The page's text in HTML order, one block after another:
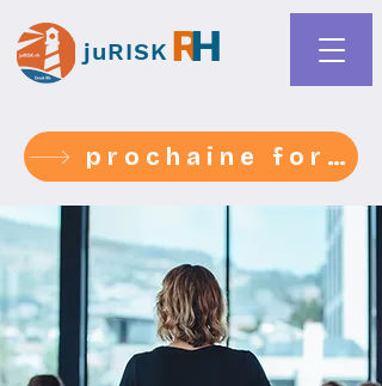
juRISK RH
prochaine formation 1-2-3 sept- médiation harcèlement